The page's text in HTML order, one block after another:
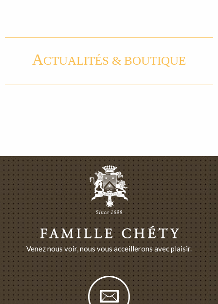
ACTUALITÉS & BOUTIQUE
Venez nous voir, nous vous acceillerons avec plaisir.